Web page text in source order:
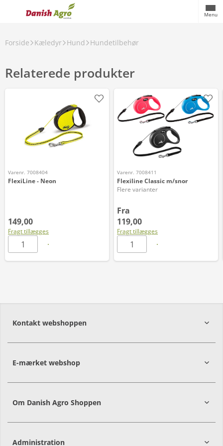
Menu
Forside Kæledyr Hund Hundetilbehør
Relaterede produkter
Varenr. 7008404
FlexiLine - Neon
149,00
Fragt tillægges
Varenr. 7008411
Flexiline Classic m/snor
Flere varianter
Fra
119,00
Fragt tillægges
Kontakt webshoppen
E-mærket webshop
Om Danish Agro Shoppen
Administration